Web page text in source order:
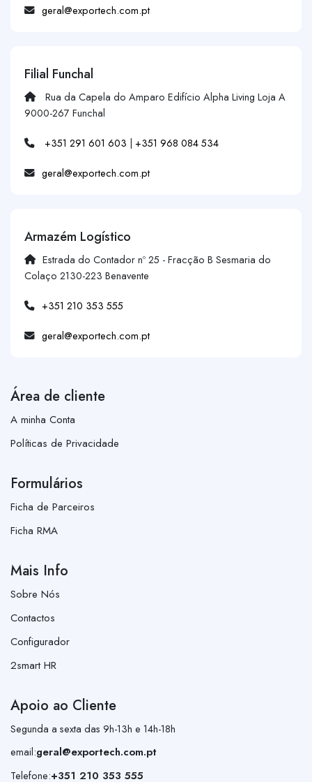
geral@exportech.com.pt
Filial Funchal
Rua da Capela do Amparo Edifício Alpha Living Loja A
9000-267 Funchal
+351 291 601 603 | +351 968 084 534
geral@exportech.com.pt
Armazém Logístico
Estrada do Contador nº 25 - Fracção B Sesmaria do
Colaço 2130-223 Benavente
+351 210 353 555
geral@exportech.com.pt
Área de cliente
A minha Conta
Políticas de Privacidade
Formulários
Ficha de Parceiros
Ficha RMA
Mais Info
Sobre Nós
Contactos
Configurador
2smart HR
Apoio ao Cliente
Segunda a sexta das 9h-13h e 14h-18h
email:geral@exportech.com.pt
Telefone:+351 210 353 555